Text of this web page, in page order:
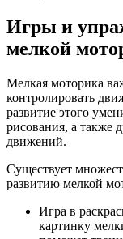
Игры и
мелкой
Мелкая моторика
контролировать
развитие этого
рисования, а также
движений.
Существует
развитию мелкой
Игра в
картинку